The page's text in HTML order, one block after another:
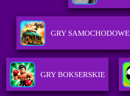
GRY SAMOCHODOWE
GRY BOKSERSKIE